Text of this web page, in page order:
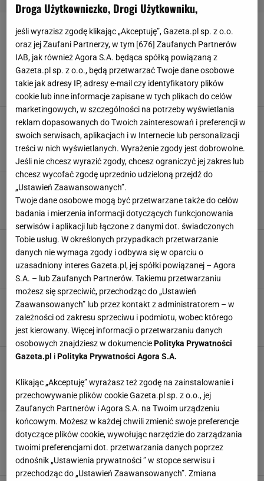
KLOPSY
Smak dnia. Gdy pojawia się w sklepie, robię to
danie. Wychodzi soczyste i pachnie na kilometr
DANIA OBIADOWE KLOPSY MIĘSO
Wczoraj zrobiłam ten sos i opadła mi szczęka.
Wrzuciłam pulpety i całość zjadłam w kilka
minut
DANIA OBIADOWE KLOPSY OBIAD
Klopsy wrzuciłam do słoika i zalałam tym. Tak
powstał przysmak, który znika w kilka minut
KLOPSY PRZEPIS NA PULPETY PRZEPISY
Bez mięsa i właśnie tym przebijają klasyki.
Możesz wrzucić je do sosu lub gorącej zupy
JAJKA KLOPSIKI KLOPSY
Wyrzuciłam z przepisu makaron i od dziś
dodaję to. Pomidorowa jest o niebo lepsza
KLOPSY OBIAD POMIDORY
Zrób je z mięsa i wrzuć do słoików. Tak zrobisz
gotowe
DANIA OBIADOWE KLOPSY OBIAD
Aromatyczne pulpety to danie w sam raz na
szybki obiad. Zamiast mięsa użyj tego
tańszego składnika
CIECIERZYCA DANIA OBIADOWE KLOPSY
Droga Użytkowniczko, Drogi Użytkowniku,
jeśli wyrazisz zgodę klikając „Akceptuję”, Gazeta.pl sp. z o.o.
oraz jej Zaufani Partnerzy, w tym [ 676 ] Zaufanych Partnerów
IAB, jak również Agora S.A. będąca spółką powiązaną z
Gazeta.pl sp. z o.o., będą przetwarzać Twoje dane osobowe
takie jak adresy IP, adresy e-mail czy identyfikatory plików
cookie lub inne informacje zapisane w tych plikach do celów
marketingowych, w szczególności na potrzeby wyświetlania
reklam dopasowanych do Twoich zainteresowań i preferencji w
swoich serwisach, aplikacjach i w Internecie lub personalizacji
treści w nich wyświetlanych. Wyrażenie zgody jest dobrowolne.
Jeśli nie chcesz wyrazić zgody, chcesz ograniczyć jej zakres lub
chcesz wycofać zgodę uprzednio udzieloną przejdź do
„Ustawień Zaawansowanych”.
Twoje dane osobowe mogą być przetwarzane także do celów
badania i mierzenia informacji dotyczących funkcjonowania
serwisów i aplikacji lub łączone z danymi dot. świadczonych
Tobie usług. W określonych przypadkach przetwarzanie
danych nie wymaga zgody i odbywa się w oparciu o
uzasadniony interes Gazeta.pl, jej spółki powiązanej – Agora
S.A. – lub Zaufanych Partnerów. Takiemu przetwarzaniu
możesz się sprzeciwić, przechodząc do „Ustawień
Zaawansowanych” lub przez kontakt z administratorem – w
zależności od zakresu sprzeciwu i podmiotu, wobec którego
jest kierowany. Więcej informacji o przetwarzaniu danych
osobowych znajdziesz w dokumencie Polityka Prywatności
Gazeta.pl i Polityka Prywatności Agora S.A.
Klikając „Akceptuję” wyrażasz też zgodę na zainstalowanie i
przechowywanie plików cookie Gazeta.pl sp. z o.o., jej
Zaufanych Partnerów i Agora S.A. na Twoim urządzeniu
końcowym. Możesz w każdej chwili zmienić swoje preferencje
dotyczące plików cookie, wywołując narzędzie do zarządzania
twoimi preferencjami dot. przetwarzania danych poprzez
odnośnik „Ustawienia prywatności ” w stopce serwisu i
przechodząc do „Ustawień Zaawansowanych”. Zmiana